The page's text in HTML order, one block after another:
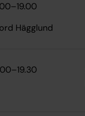
–19.00
Hägglund
–19.30